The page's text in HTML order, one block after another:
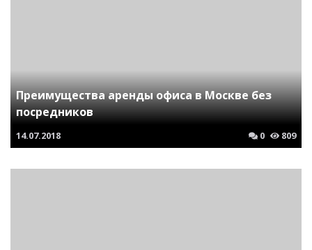
Преимущества аренды офиса в Москве без
посредников
14.07.2018 0 809